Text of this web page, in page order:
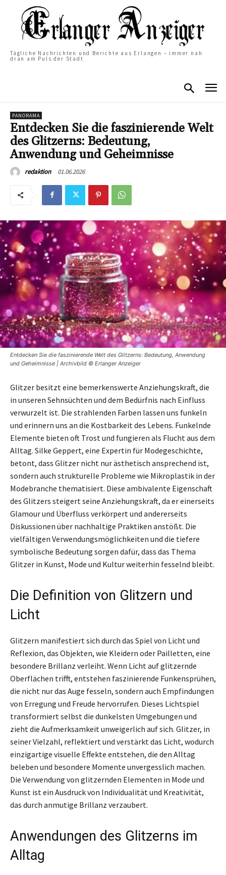
Tägliche Nachrichten und Berichte aus Erlangen – immer nah
dran am Puls der Stadt
PANORAMA
Entdecken Sie die faszinierende Welt
des Glitzerns: Bedeutung,
Anwendung und Geheimnisse
redaktion 01.06.2026
Entdecken Sie die faszinierende Welt des Glitzerns: Bedeutung, Anwendung
und Geheimnisse | Archivbild © Erlanger Anzeiger
Glitzer besitzt eine bemerkenswerte Anziehungskraft, die
in unseren Sehnsüchten und dem Bedürfnis nach Einfluss
verwurzelt ist. Die strahlenden Farben lassen uns funkeln
und erinnern uns an die Kostbarkeit des Lebens. Funkelnde
Elemente bieten oft Trost und fungieren als Flucht aus dem
Alltag. Silke Geppert, eine Expertin für Modegeschichte,
betont, dass Glitzer nicht nur ästhetisch ansprechend ist,
sondern auch strukturelle Probleme wie Mikroplastik in der
Modebranche thematisiert. Diese ambivalente Eigenschaft
des Glitzers steigert seine Anziehungskraft, da er einerseits
Glamour und Überfluss verkörpert und andererseits
Diskussionen über nachhaltige Praktiken anstößt. Die
vielfältigen Verwendungsmöglichkeiten und die tiefere
symbolische Bedeutung sorgen dafür, dass das Thema
Glitzer in Kunst, Mode und Kultur weiterhin fesselnd bleibt.
Die Definition von Glitzern und
Licht
Glitzern manifestiert sich durch das Spiel von Licht und
Reflexion, das Objekten, wie Kleidern oder Pailletten, eine
besondere Brillanz verleiht. Wenn Licht auf glitzernde
Oberflächen trifft, entstehen faszinierende Funkensprühen,
die nicht nur das Auge fesseln, sondern auch Empfindungen
von Erregung und Freude hervorrufen. Dieses Lichtspiel
transformiert selbst die dunkelsten Umgebungen und
zieht die Aufmerksamkeit unweigerlich auf sich. Glitzer, in
seiner Vielzahl, reflektiert und verstärkt das Licht, wodurch
einzigartige visuelle Effekte entstehen, die den Alltag
beleben und besondere Momente unvergesslich machen.
Die Verwendung von glitzernden Elementen in Mode und
Kunst ist ein Ausdruck von Individualität und Kreativität,
das durch anmutige Brillanz verzaubert.
Anwendungen des Glitzerns im
Alltag